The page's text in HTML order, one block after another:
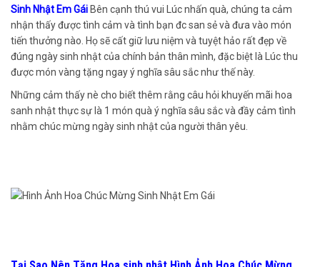
Sinh Nhật Em Gái Bên cạnh thú vui Lúc nhấn quà, chúng ta cảm
nhận thấy được tình cảm và tình bạn đc san sẻ và đưa vào món
tiến thưởng nào. Họ sẽ cất giữ lưu niệm và tuyệt hảo rất đẹp về
đúng ngày sinh nhật của chính bản thân mình, đặc biệt là Lúc thu
được món vàng tặng ngay ý nghĩa sâu sắc như thế này.
Những cảm thấy nè cho biết thêm rằng câu hỏi khuyến mãi hoa
sanh nhật thực sự là 1 món quà ý nghĩa sâu sắc và đầy cảm tình
nhằm chúc mừng ngày sinh nhật của người thân yêu.